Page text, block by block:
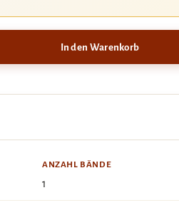
In den Warenkorb
ANZAHL BÄNDE
1